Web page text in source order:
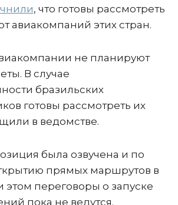
, что готовы рассмотреть
авиакомпаний этих стран.
не планируют
В случае
бразильских
готовы рассмотреть их
в ведомстве.
была озвучена и по
прямых маршрутов в
этом переговоры о запуске
пока не ведутся.